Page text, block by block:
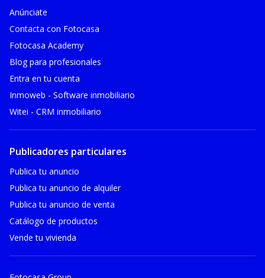
Anúnciate
Contacta con Fotocasa
Fotocasa Academy
Blog para profesionales
Entra en tu cuenta
Inmoweb - Software inmobiliario
Witei - CRM inmobiliario
Publicadores particulares
Publica tu anuncio
Publica tu anuncio de alquiler
Publica tu anuncio de venta
Catálogo de productos
Vende tu vivienda